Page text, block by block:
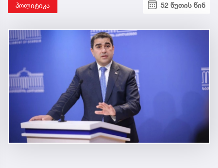
პოლიტიკა 52 წუთის წინ